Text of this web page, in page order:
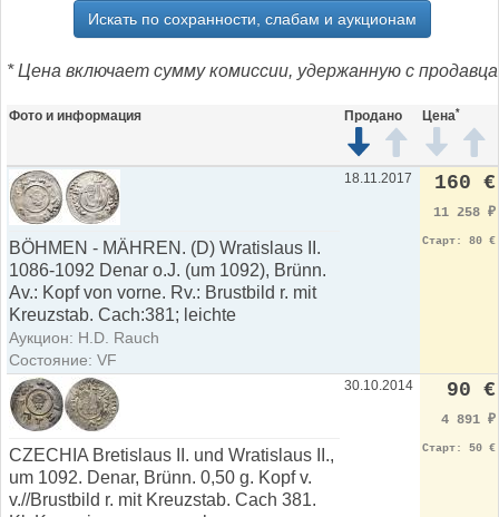
Искать по сохранности, слабам и аукционам
* Цена включает сумму комиссии, удержанную с продавца
Фото и информация Продано Цена*
BÖHMEN - MÄHREN. (D) Wratislaus II.
1086-1092 Denar o.J. (um 1092), Brünn.
Av.: Kopf von vorne. Rv.: Brustbild r. mit
Kreuzstab. Cach:381; leichte
Аукцион: H.D. Rauch
Состояние: VF
18.11.2017 160 €
11 258 ₽
Старт: 80 €
CZECHIA Bretislaus II. und Wratislaus II.,
um 1092. Denar, Brünn. 0,50 g. Kopf v.
v.//Brustbild r. mit Kreuzstab. Cach 381.
30.10.2014 90 €
4 891 ₽
Старт: 50 €